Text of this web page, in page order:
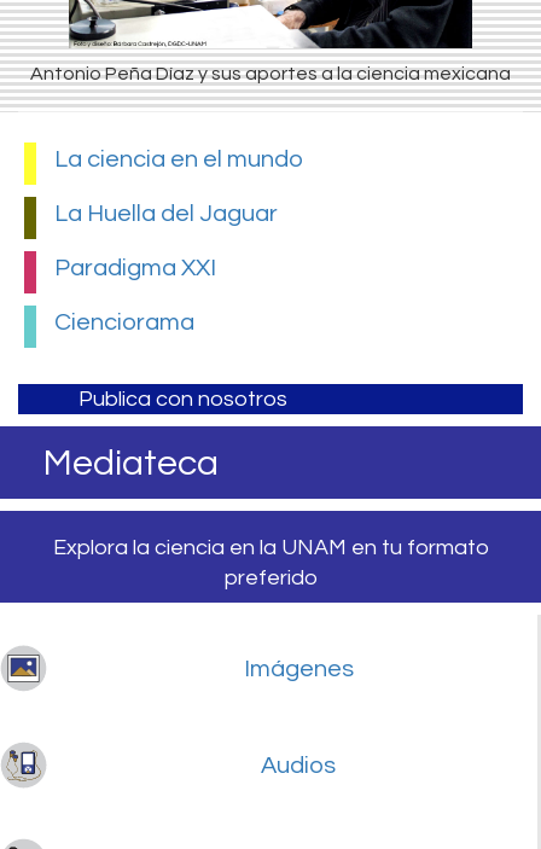
Antonio Peña Díaz y sus aportes a la ciencia mexicana
La ciencia en el mundo
La Huella del Jaguar
Paradigma XXI
Cienciorama
Publica con nosotros
Mediateca
Explora la ciencia en la UNAM en tu formato
preferido
Imágenes
Audios